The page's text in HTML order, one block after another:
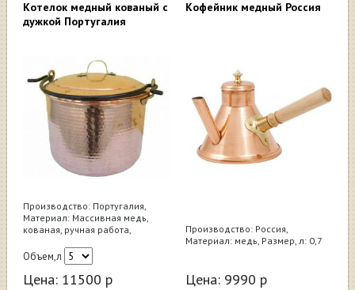
Котелок медный кованый с
дужкой Португалия
Производство: Португалия,
Материал: Массивная медь,
кованая, ручная работа,
Объем,л
Цена: 11500 р
Кофейник медный Россия
Производство: Россия,
Материал: медь, Размер, л: 0,7
Цена: 9990 р